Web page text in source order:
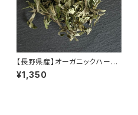
【長野県産】オーガニックハーブ
ヨモギ
¥1,350